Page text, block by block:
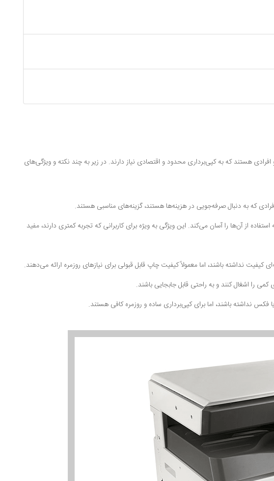
هستند که به کپی‌برداری محدود و اقتصادی نیاز دارند. در زیر به چند نکته و ویژگی‌های
که به دنبال صرفه‌جویی در هزینه‌ها هستند، گزینه‌های مناسبی هستند.
از آن‌ها را آسان می‌کند. این ویژگی به ویژه برای کاربرانی که تجربه کمتری دارند، مفید
نداشته باشند، اما معمولاً کیفیت چاپ قابل قبولی برای نیازهای روزمره ارائه می‌دهند.
را اشغال کنند و به راحتی قابل جابجایی باشند.
نداشته باشند، اما برای کپی‌برداری ساده و روزمره کافی هستند.